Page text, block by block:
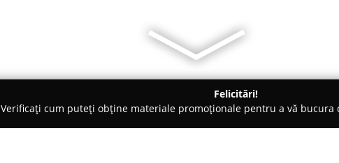
Felicitări!
Verificați cum puteți obține materiale promoționale pentru a vă bucura